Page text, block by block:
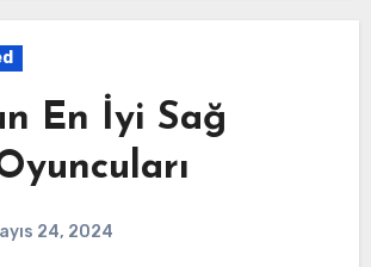
En İyi Sağ
24, 2024